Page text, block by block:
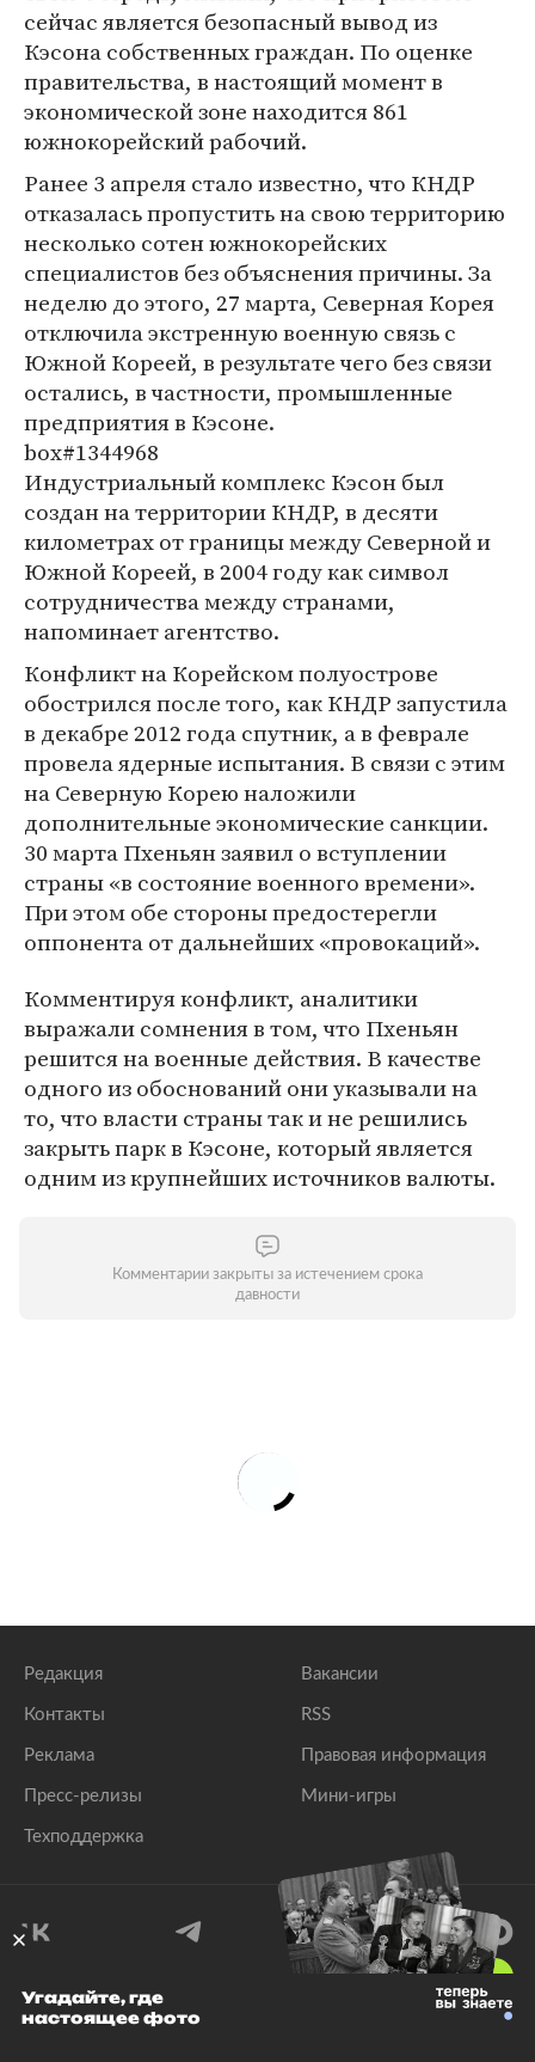
сейчас является безопасный вывод из
Кэсона собственных граждан. По оценке
правительства, в настоящий момент в
экономической зоне находится 861
южнокорейский рабочий.
Ранее 3 апреля стало известно, что КНДР
отказалась пропустить на свою территорию
несколько сотен южнокорейских
специалистов без объяснения причины. За
неделю до этого, 27 марта, Северная Корея
отключила экстренную военную связь с
Южной Кореей, в результате чего без связи
остались, в частности, промышленные
предприятия в Кэсоне.
box#1344968
Индустриальный комплекс Кэсон был
создан на территории КНДР, в десяти
километрах от границы между Северной и
Южной Кореей, в 2004 году как символ
сотрудничества между странами,
напоминает агентство.
Конфликт на Корейском полуострове
обострился после того, как КНДР запустила
в декабре 2012 года спутник, а в феврале
провела ядерные испытания. В связи с этим
на Северную Корею наложили
дополнительные экономические санкции.
30 марта Пхеньян заявил о вступлении
страны «в состояние военного времени».
При этом обе стороны предостерегли
оппонента от дальнейших «провокаций».
Комментируя конфликт, аналитики
выражали сомнения в том, что Пхеньян
решится на военные действия. В качестве
одного из обоснований они указывали на
то, что власти страны так и не решились
закрыть парк в Кэсоне, который является
одним из крупнейших источников валюты.
Комментарии закрыты за истечением срока
давности
Редакция
Контакты
Реклама
Пресс-релизы
Техподдержка
Вакансии
RSS
Правовая информация
Мини-игры
© 1999–2026 Все права защищены.
Угадайте, где
настоящее фото